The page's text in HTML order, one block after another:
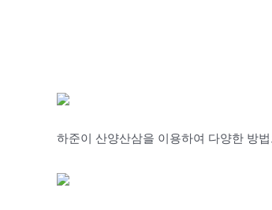
하준이 산양산삼을 이용하여 다양한 방